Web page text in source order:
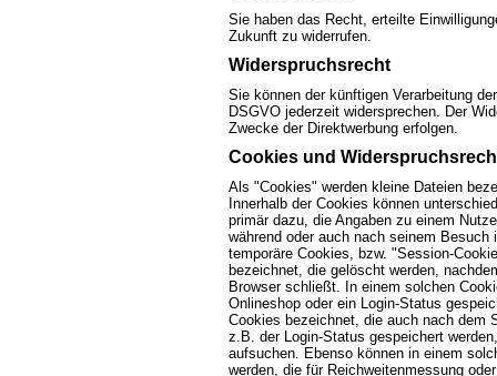
Sie haben das Recht, erteilte
Zukunft zu widerrufen.
Widerspruchsrecht
Sie können der künftigen Verarbeitung
DSGVO jederzeit widersprechen. Der
Zwecke der Direktwerbung erfolgen.
Cookies und
Als "Cookies" werden kleine Dateien
Innerhalb der Cookies können
primär dazu, die Angaben zu einem
während oder auch nach seinem
temporäre Cookies, bzw. "Session-
bezeichnet, die gelöscht werden,
Browser schließt. In einem solchen
Onlineshop oder ein Login-Status
Cookies bezeichnet, die auch nach dem
z.B. der Login-Status gespeichert
aufsuchen. Ebenso können in einem
werden, die für Reichweitenmessung